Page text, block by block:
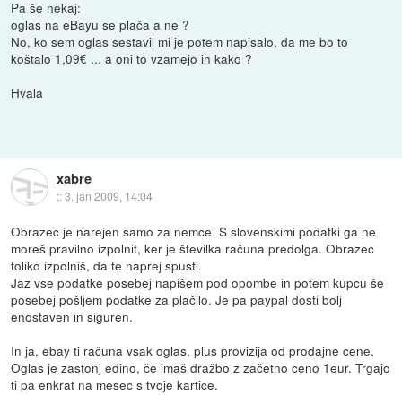
Pa še nekaj:
oglas na eBayu se plača a ne ?
No, ko sem oglas sestavil mi je potem napisalo, da me bo to
koštalo 1,09€ ... a oni to vzamejo in kako ?
Hvala
xabre
::3. jan 2009, 14:04
Obrazec je narejen samo za nemce. S slovenskimi podatki ga ne
moreš pravilno izpolnit, ker je številka računa predolga. Obrazec
toliko izpolniš, da te naprej spusti.
Jaz vse podatke posebej napišem pod opombe in potem kupcu še
posebej pošljem podatke za plačilo. Je pa paypal dosti bolj
enostaven in siguren.
In ja, ebay ti računa vsak oglas, plus provizija od prodajne cene.
Oglas je zastonj edino, če imaš dražbo z začetno ceno 1eur. Trgajo
ti pa enkrat na mesec s tvoje kartice.